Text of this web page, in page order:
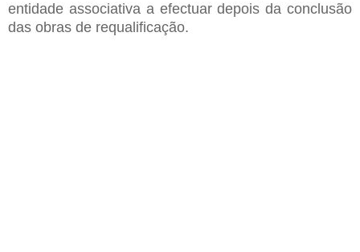
entidade associativa a efectuar depois da conclusão
das obras de requalificação.